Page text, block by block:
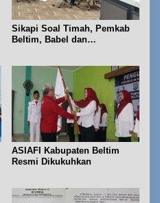
Sikapi Soal Timah, Pemkab
Beltim, Babel dan
ASIAFI Kabupaten Beltim
Resmi Dikukuhkan